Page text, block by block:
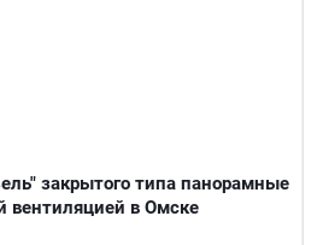
закрытого типа панорамные
вентиляцией в Омске